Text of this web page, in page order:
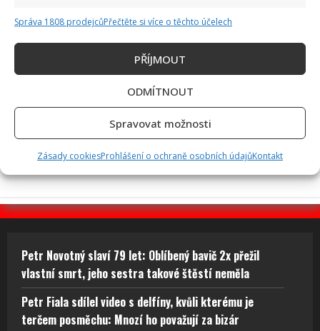
Správa 1808 prodejcůPřečtěte si více o těchto účelech
PŘÍJMOUT
ODMÍTNOUT
Spravovat možnosti
Zásady cookiesProhlášení o ochraně osobních údajůKontakt
Petr Fiala poslal pozdrav z dovolené v Itálii: Fotka s
manželkou potěšila všechny fanoušky
Petr Novotný slaví 79 let: Oblíbený bavič 2x přežil
vlastní smrt, jeho sestra takové štěstí neměla
Petr Fiala sdílel video s delfíny, kvůli kterému je
terčem posměchu: Mnozí ho považují za bizár